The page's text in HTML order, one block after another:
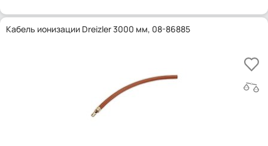
Кабель ионизации Dreizler 3000 мм, 08-86885